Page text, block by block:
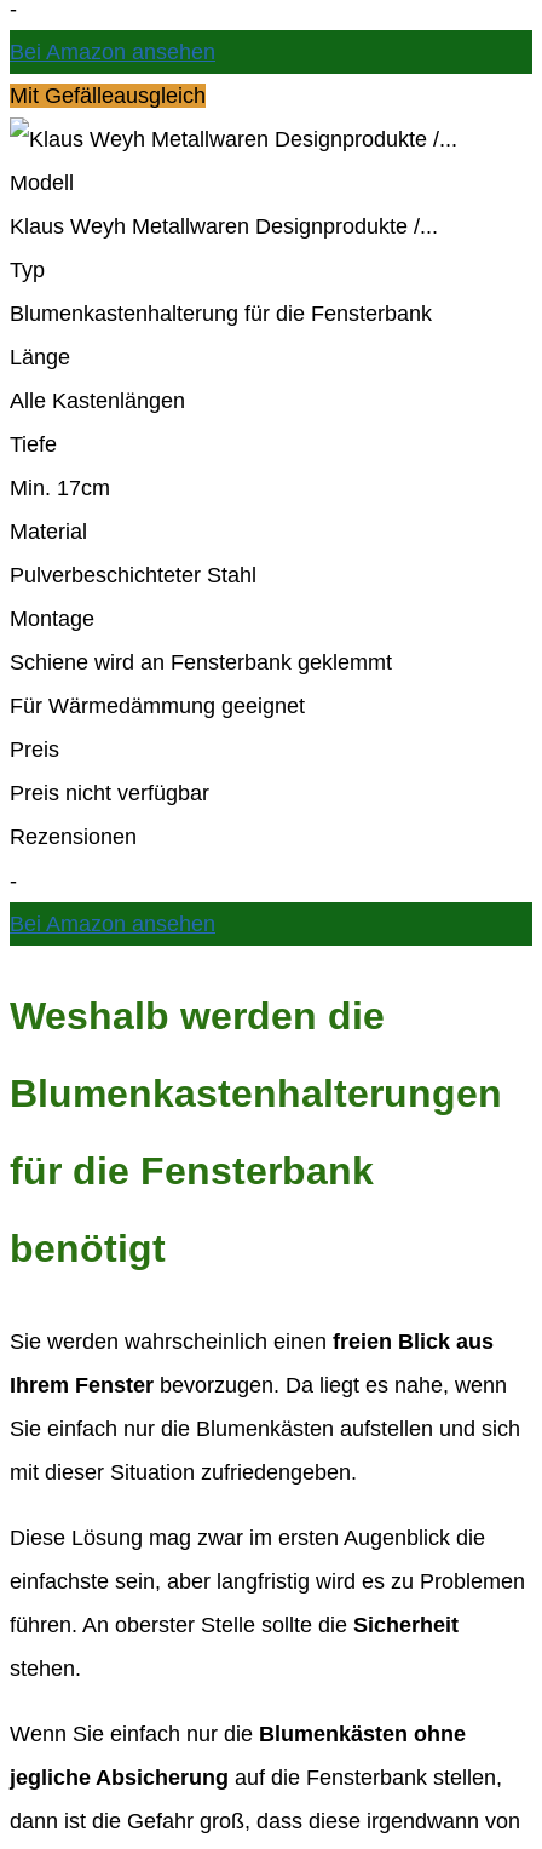
-
Bei Amazon ansehen
Mit Gefälleausgleich
Modell
Klaus Weyh Metallwaren Designprodukte /...
Typ
Blumenkastenhalterung für die Fensterbank
Länge
Alle Kastenlängen
Tiefe
Min. 17cm
Material
Pulverbeschichteter Stahl
Montage
Schiene wird an Fensterbank geklemmt
Für Wärmedämmung geeignet
Preis
Preis nicht verfügbar
Rezensionen
-
Bei Amazon ansehen
Weshalb werden die
Blumenkastenhalterungen
für die Fensterbank
benötigt
Sie werden wahrscheinlich einen freien Blick aus
Ihrem Fenster bevorzugen. Da liegt es nahe, wenn
Sie einfach nur die Blumenkästen aufstellen und sich
mit dieser Situation zufriedengeben.
Diese Lösung mag zwar im ersten Augenblick die
einfachste sein, aber langfristig wird es zu Problemen
führen. An oberster Stelle sollte die Sicherheit
stehen.
Wenn Sie einfach nur die Blumenkästen ohne
jegliche Absicherung auf die Fensterbank stellen,
dann ist die Gefahr groß, dass diese irgendwann von